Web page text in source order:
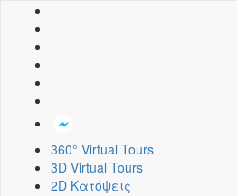
360° Virtual Tours
3D Virtual Tours
2D Κατόψεις